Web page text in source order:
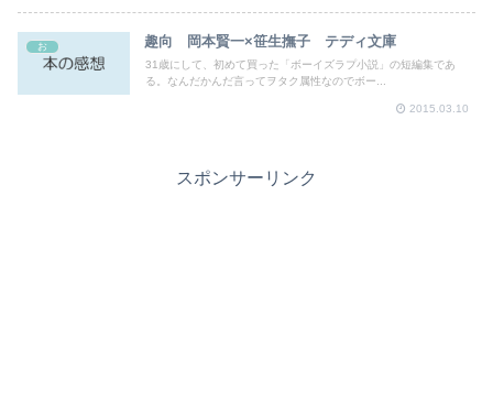
お 趣向 岡本賢一×笹生撫子 テディ文庫
31歳にして、初めて買った「ボーイズラプ小説」の短編集であ
る。なんだかんだ言ってヲタク属性なのでボー...
2015.03.10
スポンサーリンク